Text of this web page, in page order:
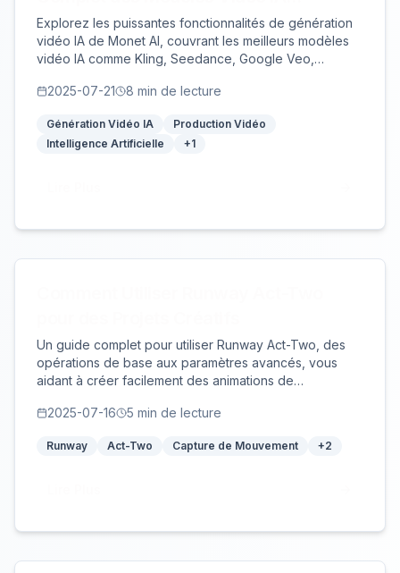
Professionnels
Explorez les puissantes fonctionnalités de génération
vidéo IA de Monet AI, couvrant les meilleurs modèles
vidéo IA comme Kling, Seedance, Google Veo,
créatifs et créer facilement du contenu vidéo de
2025-07-21 8 min de lecture
Génération Vidéo IA
Production Vidéo
Intelligence Artificielle
+1
Un guide complet pour utiliser Runway Act-Two, des
opérations de base aux paramètres avancés, vous
aidant à créer facilement des animations de
2025-07-16
5 min de lecture
Runway Act-Two Capture de Mouvement +2